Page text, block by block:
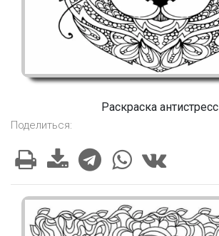
Раскраска антистресс
Поделиться: